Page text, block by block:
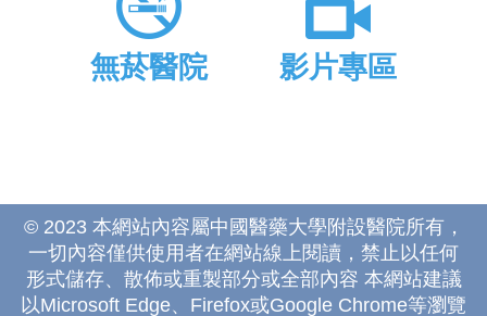
無菸醫院 影片專區
© 2023 本網站內容屬中國醫藥大學附設醫院所有，
一切內容僅供使用者在網站線上閱讀，禁止以任何
形式儲存、散佈或重製部分或全部內容 本網站建議
以Microsoft Edge、Firefox或Google Chrome等瀏覽